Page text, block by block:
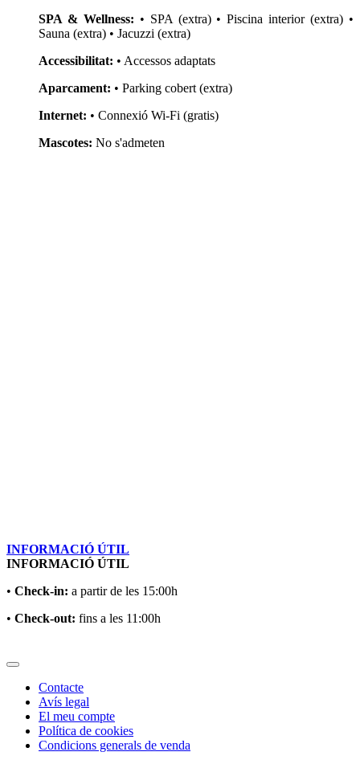
SPA & Wellness: • SPA (extra) • Piscina interior (extra) •
Sauna (extra) • Jacuzzi (extra)
Accessibilitat: • Accessos adaptats
Aparcament: • Parking cobert (extra)
Internet: • Connexió Wi-Fi (gratis)
Mascotes: No s'admeten
INFORMACIÓ ÚTIL
INFORMACIÓ ÚTIL
• Check-in: a partir de les 15:00h
• Check-out: fins a les 11:00h
Contacte
Avís legal
El meu compte
Política de cookies
Condicions generals de venda